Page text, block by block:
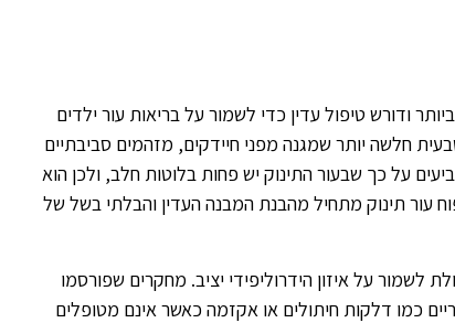
ודורש טיפול עדין כדי לשמור על בריאות עור ילדים
חלשה יותר שמגנה מפני חיידקים, מזהמים סביבתיים
על כך שבעור התינוק יש פחות בלוטות חלב, ולכן הוא
עור תינוק מתחיל מהבנת המבנה העדין והבלתי בשל של
לשמור על איזון הידרוליפידי יציב. מחקרים שפורסמו
כמו דלקות חיתולים או אקזמה כאשר אינם מטופלים